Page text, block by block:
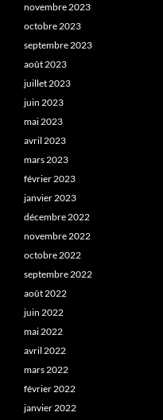
novembre 2023
octobre 2023
septembre 2023
août 2023
juillet 2023
juin 2023
mai 2023
avril 2023
mars 2023
février 2023
janvier 2023
décembre 2022
novembre 2022
octobre 2022
septembre 2022
août 2022
juin 2022
mai 2022
avril 2022
mars 2022
février 2022
janvier 2022